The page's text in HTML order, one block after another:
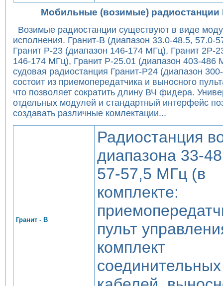
Мобильные (возимые) радиостанции
Возимые радиостанции существуют в виде
исполнения. Гранит-В (диапазон 33.0-48.5, 57.0-
Гранит Р-23 (диапазон 146-174 МГц), Гранит 2Р-
146-174 МГц), Гранит Р-25.01 (диапазон 403-486
судовая радиостанция Гранит-Р24 (диапазон
состоит из приемопередатчика и выносного
что позволяет сократить длину ВЧ фидера.
отдельных модулей и стандартный интерфейс
создавать различные комлектации...
Гранит - В
Радиостанция
диапазона 33-
57-57,5 МГц (в
комплекте:
пульт
комплект
соединительных